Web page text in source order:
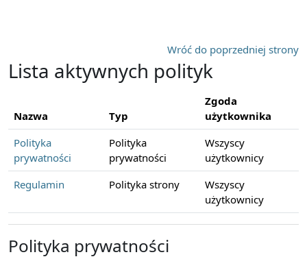
Wróć do poprzedniej strony
Lista aktywnych polityk
Nazwa Typ
Zgoda
użytkownika
Polityka
prywatności
Polityka
prywatności
Wszyscy
użytkownicy
Regulamin
Polityka strony
Wszyscy
użytkownicy
Polityka prywatności